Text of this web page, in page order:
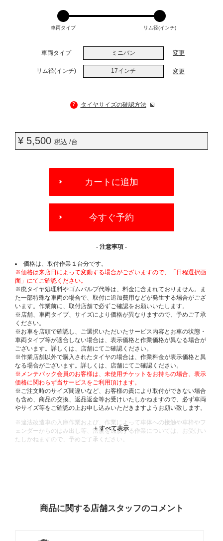
車両タイプ リム径(インチ)
車両タイプ ミニバン 変更
リム径(インチ) 17インチ 変更
? タイヤサイズの確認方法
¥ 5,500 税込 /台
OPTIONS
カートに追加
今すぐ予約
- 注意事項 -
価格は、取付作業１台分です。
※価格は来店日によって変動する場合がございますので、「日程選択画
面」にてご確認ください。
※廃タイヤ処理料やゴムバルブ代等は、料金に含まれておりません。ま
た一部特殊な車両の場合で、取付に追加費用などが発生する場合がござ
います。作業前に、取付店舗で必ずご確認をお願いいたします。
※店舗、車両タイプ、サイズにより価格が異なりますので、予めご了承
ください。
※お車を店頭で確認し、ご選択いただいたサービス内容とお車の状態・
車両タイプ等が適合しない場合は、表示価格と作業価格が異なる場合が
ございます。詳しくは、店舗にてご確認ください。
※作業店舗以外で購入されたタイヤの場合は、作業料金が表示価格と異
なる場合がございます。詳しくは、店舗にてご確認ください。
※メンテパック会員のお客様は、未使用チケットをお持ちの場合、表示
価格に関わらず当サービスをご利用頂けます。
※ご注文時のサイズ間違いなど、お客様の責により取付ができない場合
も含め、商品の交換、返品返金等お受けいたしかねますので、必ず車両
やサイズ等をご確認の上お申し込みいただきますようお願い致します。
※違法改造車の入庫作業および、作業によって車体への接触や車枠やフ
ェンダーからのはみ出し等、法規を逸脱する作業については、お受けい
たしかねますので、予めご了承ください。
商品に関する店舗スタッフのコメント